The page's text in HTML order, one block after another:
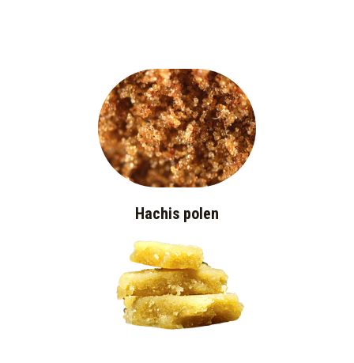
Hachis polen